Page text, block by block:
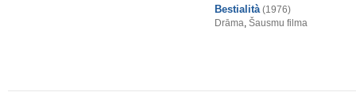
Bestialità (1976)
Drāma, Šausmu filma